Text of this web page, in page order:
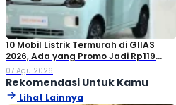
10 Mobil Listrik Termurah di GIIAS
2026, Ada yang Promo Jadi Rp119
Jutaan!
07 Agu 2026
Rekomendasi Untuk Kamu
Lihat Lainnya